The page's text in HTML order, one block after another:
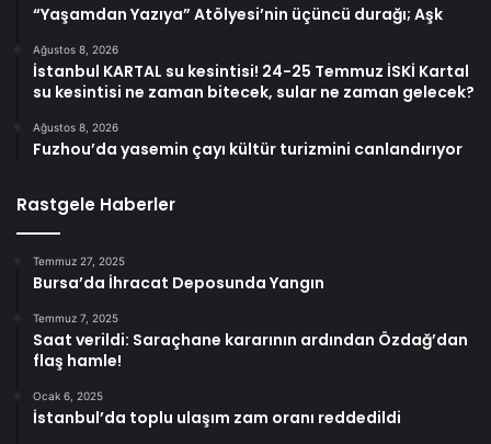
“Yaşamdan Yazıya” Atölyesi’nin üçüncü durağı; Aşk
Ağustos 8, 2026
İstanbul KARTAL su kesintisi! 24-25 Temmuz İSKİ Kartal
su kesintisi ne zaman bitecek, sular ne zaman gelecek?
Ağustos 8, 2026
Fuzhou’da yasemin çayı kültür turizmini canlandırıyor
Rastgele Haberler
Temmuz 27, 2025
Bursa’da İhracat Deposunda Yangın
Temmuz 7, 2025
Saat verildi: Saraçhane kararının ardından Özdağ’dan
flaş hamle!
Ocak 6, 2025
İstanbul’da toplu ulaşım zam oranı reddedildi